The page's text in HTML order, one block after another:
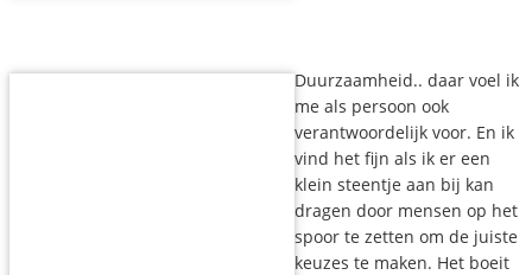
Duurzaamheid.. daar voel ik
me als persoon ook
verantwoordelijk voor. En ik
vind het fijn als ik er een
klein steentje aan bij kan
dragen door mensen op het
spoor te zetten om de juiste
keuzes te maken. Het boeit